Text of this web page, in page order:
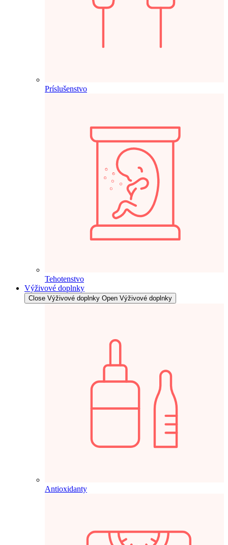
Príslušenstvo
Tehotenstvo
Výživové doplnky
Close Výživové doplnky Open Výživové doplnky
Antioxidanty